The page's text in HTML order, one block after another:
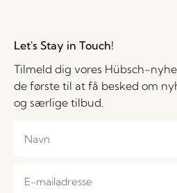
Let's Stay in Touch!
Tilmeld dig vores Hübsch-
de første til at få besked om
og særlige tilbud.